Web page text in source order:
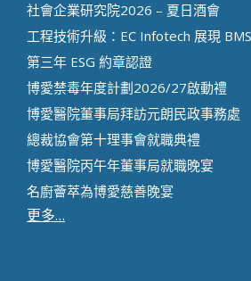
社會企業研究院2026 – 夏日酒會
工程技術升級：EC Infotech 展現
第三年 ESG 約章認證
博愛禁毒年度計劃2026/27啟動禮
博愛醫院董事局拜訪元朗民政事務處
總裁協會第十理事會就職典禮
博愛醫院丙午年董事局就職晚宴
名廚薈萃為博愛慈善晚宴
更多…